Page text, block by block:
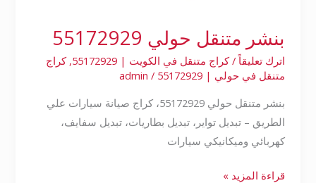
بنشر متنقل حولي 55172929
اترك تعليقاً /كراج متنقل في الكويت | 55172929 ,كراج
متنقل في حولي | 55172929
/
admin
بنشر متنقل حولي 55172929، كراج صيانة سيارات علي
الطريق – تبديل تواير، تبديل بطاريات، تبديل سفايف،
كهربائي وميكانيكي سيارات
قراءة المزيد »